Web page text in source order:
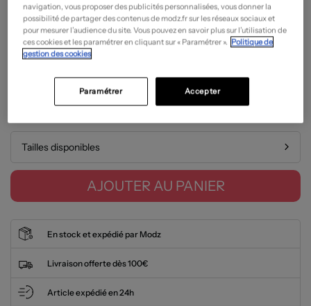
Robe pull - Coupe droite- Seconde main
11,70€
Prix neuf estimé : 39,00€
État: Bon état
Tailles disponibles
AJOUTER AU PANIER
En stock et expédié par Modz
Livraison offerte dès 100€
Article expédié en 24h
navigation, vous proposer des publicités personnalisées, vous donner la
possibilité de partager des contenus de modz.fr sur les réseaux sociaux et
pour mesurer l’audience du site. Vous pouvez en savoir plus sur l’utilisation de
ces cookies et les paramétrer en cliquant sur « Paramétrer ». Politique de
gestion des cookies
Accepter
Paramétrer